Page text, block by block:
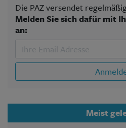
Die PAZ versendet
Melden Sie sich dafür mit
an:
Meist